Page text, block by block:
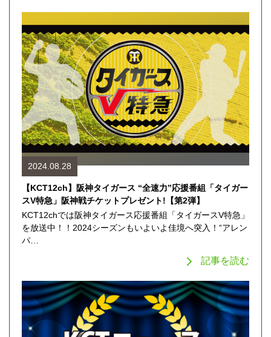
2024.08.28
【KCT12ch】阪神タイガース “全速力”応援番組「タイガー
スV特急」阪神戦チケットプレゼント!【第2弾】
KCT12chでは阪神タイガース応援番組「タイガースV特急」
を放送中！！2024シーズンもいよいよ佳境へ突入！“アレン
パ…
記事を読む